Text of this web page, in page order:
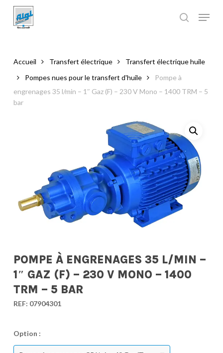
main
Accueil Transfert électrique
Transfert électrique huile
Pompes nues pour le transfert d'huile
Pompe à
engrenages 35 l/min – 1″ Gaz (F) – 230 V Mono – 1400 TRM – 5
bar
POMPE À ENGRENAGES 35 L/MIN –
1″ GAZ (F) – 230 V MONO – 1400
TRM – 5 BAR
REF: 07904301
Option :